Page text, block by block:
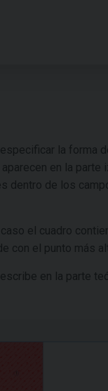
la forma
en la parte
dentro de los
el cuadro
con el punto más
en la parte